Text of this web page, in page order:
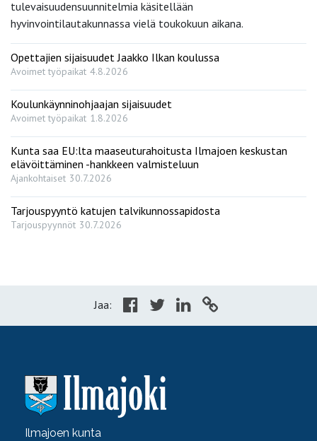
tulevaisuudensuunnitelmia käsitellään
hyvinvointilautakunnassa vielä toukokuun aikana.
Opettajien sijaisuudet Jaakko Ilkan koulussa
Avoimet työpaikat 4.8.2026
Koulunkäynninohjaajan sijaisuudet
Avoimet työpaikat 1.8.2026
Kunta saa EU:lta maaseuturahoitusta Ilmajoen keskustan
elävöittäminen -hankkeen valmisteluun
Ajankohtaiset 30.7.2026
Tarjouspyyntö katujen talvikunnossapidosta
Tarjouspyynnöt 30.7.2026
Jaa:
Ilmajoen kunta